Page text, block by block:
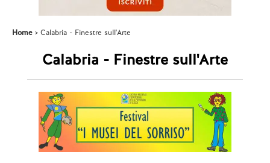
Home Calabria - Finestre sull'Arte
Calabria - Finestre sull'Arte